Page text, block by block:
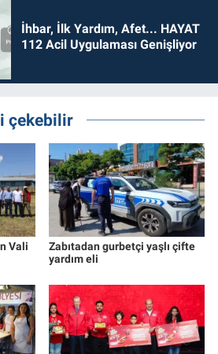
İhbar, İlk Yardım, Afet... HAYAT
112 Acil Uygulaması Genişliyor
çekebilir
Vali
Zabıtadan gurbetçi yaşlı çifte
yardım eli